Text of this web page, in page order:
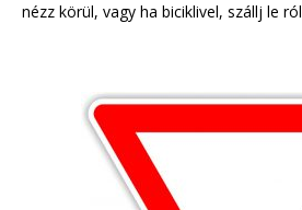
nézz körül, vagy ha biciklivel, szállj le